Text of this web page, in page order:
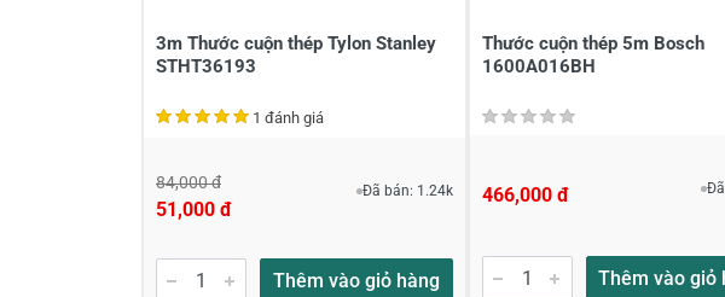
3m Thước cuộn thép Tylon Stanley
STHT36193
1 đánh giá
84,000 đ
51,000 đ
Đã bán: 1.24k
Thêm vào giỏ hàng
Thước cuộn thép 5m Bosch
1600A016BH
466,000 đ
Thêm vào giỏ